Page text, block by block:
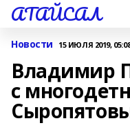
АТАЙСАЛ
Новости 15 ИЮЛЯ 2019,
Владимир
с